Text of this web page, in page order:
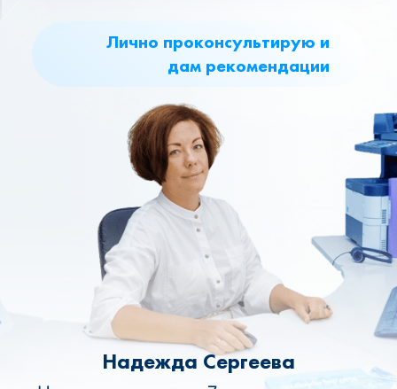
Лично проконсультирую и
дам рекомендации
Надежда Сергеева